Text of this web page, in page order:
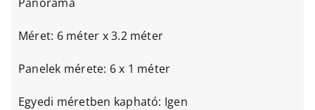
Méret: 6 méter x 3.2 méter
Panelek mérete: 6 x 1 méter
Egyedi méretben kapható: Igen